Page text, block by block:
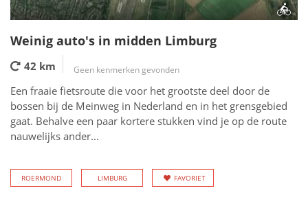
Weinig auto's in midden Limburg
42 km Geen kenmerken gevonden
Een fraaie fietsroute die voor het grootste deel door de
bossen bij de Meinweg in Nederland en in het grensgebied
gaat. Behalve een paar kortere stukken vind je op de route
nauwelijks ander...
ROERMOND LIMBURG FAVORIET